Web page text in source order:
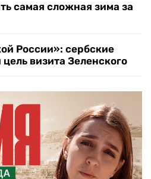
самая сложная зима за
России»: сербские
визита Зеленского